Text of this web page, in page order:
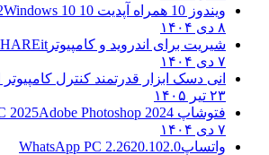
ویندوز 10 همراه آپدیت 10 22H2
Windows 10
شیریت برای اندروید و کامپیوترSHAREit
انی دسک ابزار قدرتمند کنترل کامپیوتر از
فتوشاپ CC 2025Adobe Photoshop 2024
واتساپWhatsApp PC 2.2620.102.0